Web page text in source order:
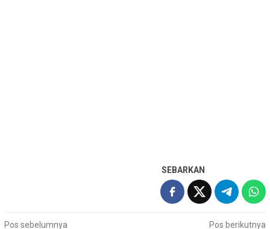
SEBARKAN
Pos sebelumnya Pos berikutnya